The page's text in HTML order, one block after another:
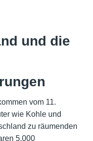
und die
vom 11.
wie Kohle und
zu räumenden
5.000